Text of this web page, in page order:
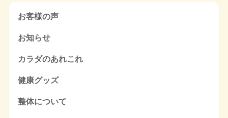
お客様の声
お知らせ
カラダのあれこれ
健康グッズ
整体について